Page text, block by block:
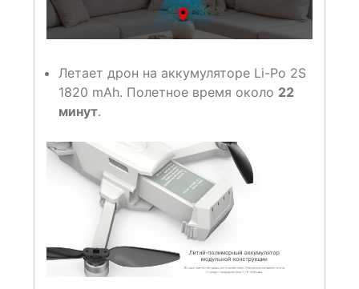
Летает дрон на аккумуляторе Li-Po 2S
1820 mAh. Полетное время около 22
минут.